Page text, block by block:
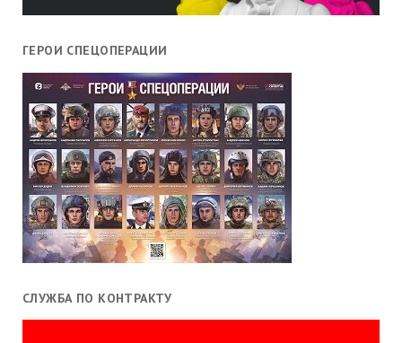
ГЕРОИ СПЕЦОПЕРАЦИИ
СЛУЖБА ПО КОНТРАКТУ